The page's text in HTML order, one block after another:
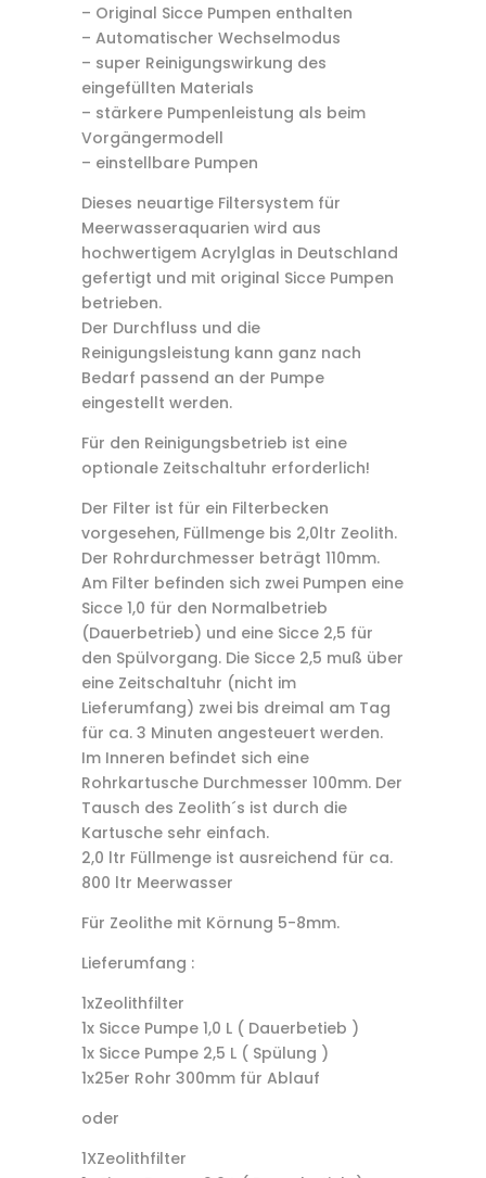
– Original Sicce Pumpen enthalten
– Automatischer Wechselmodus
– super Reinigungswirkung des
eingefüllten Materials
– stärkere Pumpenleistung als beim
Vorgängermodell
– einstellbare Pumpen
Dieses neuartige Filtersystem für
Meerwasseraquarien wird aus
hochwertigem Acrylglas in Deutschland
gefertigt und mit original Sicce Pumpen
betrieben.
Der Durchfluss und die
Reinigungsleistung kann ganz nach
Bedarf passend an der Pumpe
eingestellt werden.
Für den Reinigungsbetrieb ist eine
optionale Zeitschaltuhr erforderlich!
Der Filter ist für ein Filterbecken
vorgesehen, Füllmenge bis 2,0ltr Zeolith.
Der Rohrdurchmesser beträgt 110mm.
Am Filter befinden sich zwei Pumpen eine
Sicce 1,0 für den Normalbetrieb
(Dauerbetrieb) und eine Sicce 2,5 für
den Spülvorgang. Die Sicce 2,5 muß über
eine Zeitschaltuhr (nicht im
Lieferumfang) zwei bis dreimal am Tag
für ca. 3 Minuten angesteuert werden.
Im Inneren befindet sich eine
Rohrkartusche Durchmesser 100mm. Der
Tausch des Zeolith´s ist durch die
Kartusche sehr einfach.
2,0 ltr Füllmenge ist ausreichend für ca.
800 ltr Meerwasser
Für Zeolithe mit Körnung 5-8mm.
Lieferumfang :
1xZeolithfilter
1x Sicce Pumpe 1,0 L ( Dauerbetieb )
1x Sicce Pumpe 2,5 L ( Spülung )
1x25er Rohr 300mm für Ablauf
oder
1XZeolithfilter